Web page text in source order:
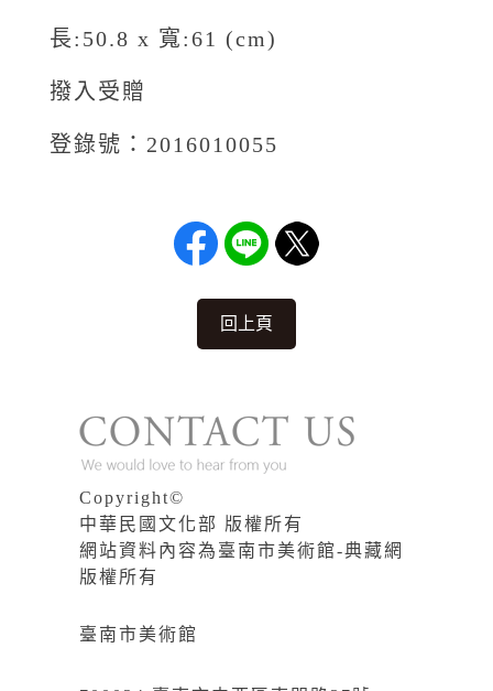
長:50.8 x 寬:61 (cm)
撥入受贈
登錄號：2016010055
回上頁
Copyright©
中華民國文化部 版權所有
網站資料內容為臺南市美術館-典藏網
版權所有
臺南市美術館